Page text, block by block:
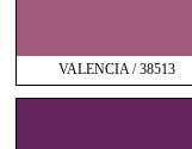
VALENCIA / 38513